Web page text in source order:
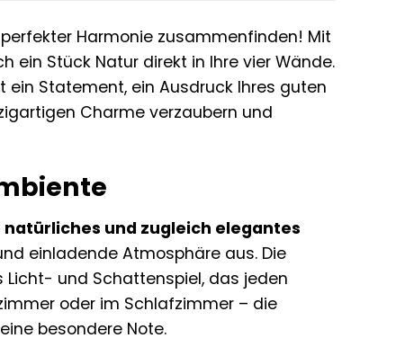
Harmonie zusammenfinden! Mit
ein Stück Natur direkt in Ihre vier Wände.
ein Statement, ein Ausdruck Ihres guten
Charme verzaubern und
natürliches und zugleich elegantes
einladende Atmosphäre aus. Die
und Schattenspiel, das jeden
oder im Schlafzimmer – die
besondere Note.